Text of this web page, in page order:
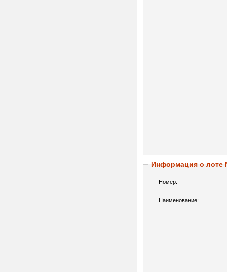
Информация о лоте
Номер:
Наименование: